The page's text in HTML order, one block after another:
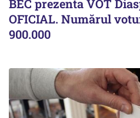
BEC prezenta VOT
OFICIAL. Numărul
900.000